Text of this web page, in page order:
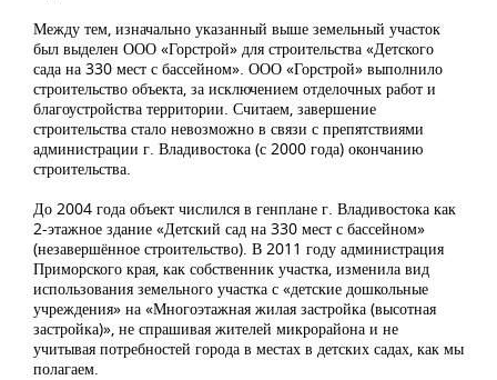
Между тем, изначально указанный выше земельный участок
был выделен ООО «Горстрой» для строительства «Детского
сада на 330 мест с бассейном». ООО «Горстрой» выполнило
строительство объекта, за исключением отделочных работ и
благоустройства территории. Считаем, завершение
строительства стало невозможно в связи с препятствиями
администрации г. Владивостока (с 2000 года) окончанию
строительства.
До 2004 года объект числился в генплане г. Владивостока как
2-этажное здание «Детский сад на 330 мест с бассейном»
(незавершённое строительство). В 2011 году администрация
Приморского края, как собственник участка, изменила вид
использования земельного участка с «детские дошкольные
учреждения» на «Многоэтажная жилая застройка (высотная
застройка)», не спрашивая жителей микрорайона и не
учитывая потребностей города в местах в детских садах, как мы
полагаем.